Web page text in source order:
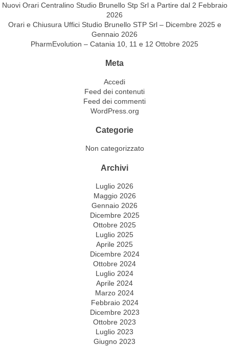
Nuovi Orari Centralino Studio Brunello Stp Srl a Partire dal 2 Febbraio
2026
Orari e Chiusura Uffici Studio Brunello STP Srl – Dicembre 2025 e
Gennaio 2026
PharmEvolution – Catania 10, 11 e 12 Ottobre 2025
Meta
Accedi
Feed dei contenuti
Feed dei commenti
WordPress.org
Categorie
Non categorizzato
Archivi
Luglio 2026
Maggio 2026
Gennaio 2026
Dicembre 2025
Ottobre 2025
Luglio 2025
Aprile 2025
Dicembre 2024
Ottobre 2024
Luglio 2024
Aprile 2024
Marzo 2024
Febbraio 2024
Dicembre 2023
Ottobre 2023
Luglio 2023
Giugno 2023